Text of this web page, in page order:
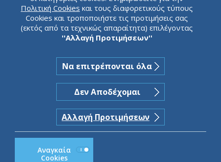
Asset Quality
and Earnings
and
Potentially
Πολιτική Cookies και τους διαφορετικούς τύπους
Cookies και τροποποιήστε τις προτιμήσεις σας
(εκτός από τα τεχνικώς απαραίτητα) επιλέγοντας
''Αλλαγή Προτιμήσεων''
Να επιτρέπονται όλα
Δεν Αποδέχομαι
Αλλαγή Προτιμήσεων
Αναγκαία
Cookies